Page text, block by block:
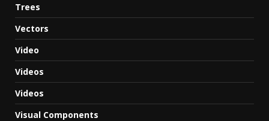
Trees
Vectors
Video
Videos
Videos
Visual Components